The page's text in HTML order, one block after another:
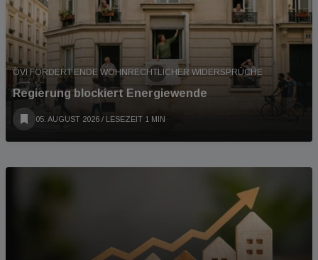
ÖVI FORDERT ENDE WOHNRECHTLICHER WIDERSPRÜCHE
Regierung blockiert Energiewende
05. AUGUST 2026 / LESEZEIT 1 MIN